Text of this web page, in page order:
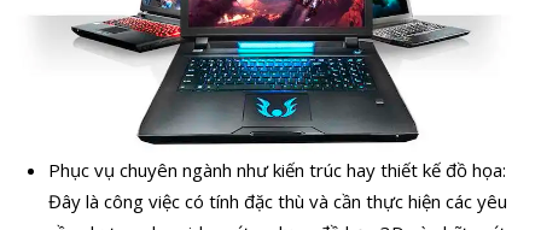
Phục vụ chuyên ngành như kiến trúc hay thiết kế đồ họa:
Đây là công việc có tính đặc thù và cần thực hiện các yêu